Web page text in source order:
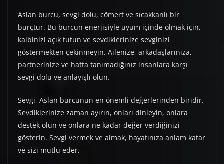
Aslan burcu, sevgi dolu, cömert ve sıcakkanlı bir
burçtur. Bu burcun enerjisiyle uyum içinde olmak için,
kalbinizi açık tutun ve sevdiklerinize sevginizi
göstermekten çekinmeyin. Ailenize, arkadaşlarınıza,
partnerinize ve hatta tanımadığınız insanlara karşı
sevgi dolu ve anlayışlı olun.
Sevgi, Aslan burcunun en önemli değerlerinden biridir.
Sevdiklerinize zaman ayırın, onları dinleyin, onlara
destek olun ve onlara ne kadar değer verdiğinizi
gösterin. Sevgi vermek ve almak, hayatınıza anlam katar
ve sizi mutlu eder.